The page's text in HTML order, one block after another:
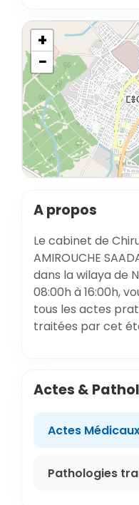
+
−
A propos
Le cabinet de
AMIROUCHE
dans la wilaya de
08:00h à 16:00h,
tous les actes
traitées par cet
Actes &
Actes
Pathologies